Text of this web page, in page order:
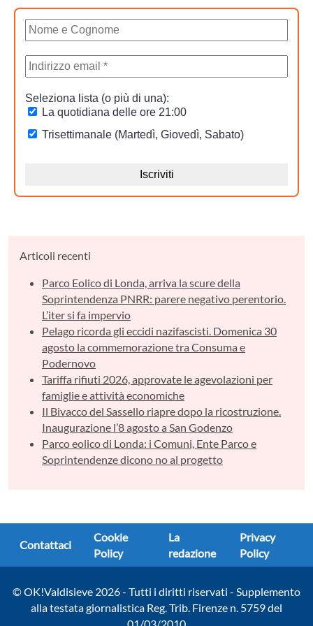
Articoli recenti
Parco Eolico di Londa, arriva la scure della
Soprintendenza PNRR: parere negativo perentorio.
L’iter si fa impervio
Pelago ricorda gli eccidi nazifascisti. Domenica 30
agosto la commemorazione tra Consuma e
Podernovo
Tariffa rifiuti 2026, approvate le agevolazioni per
famiglie e attività economiche
Il Bivacco del Sassello riapre dopo la ricostruzione.
Inaugurazione l’8 agosto a San Godenzo
Parco eolico di Londa: i Comuni, Ente Parco e
Soprintendenze dicono no al progetto
Contattaci
Cookie
Policy
La
redazione
Privacy
Policy
© OK!Valdisieve 2026 - Tutti i diritti riservati - Supplemento
alla testata giornalistica Reg. Trib. Firenze n. 5759 del
01/03/2010